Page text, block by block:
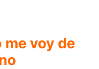
me voy de